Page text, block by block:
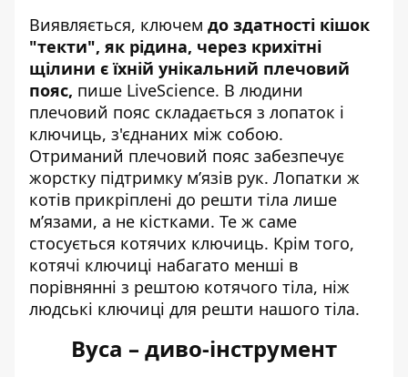
Виявляється, ключем до здатності кішок
"текти", як рідина, через крихітні
щілини є їхній унікальний плечовий
пояс, пише LiveScience. В людини
плечовий пояс складається з лопаток і
ключиць, з'єднаних між собою.
Отриманий плечовий пояс забезпечує
жорстку підтримку м’язів рук. Лопатки ж
котів прикріплені до решти тіла лише
м’язами, а не кістками. Те ж саме
стосується котячих ключиць. Крім того,
котячі ключиці набагато менші в
порівнянні з рештою котячого тіла, ніж
людські ключиці для решти нашого тіла.
Вуса – диво-інструмент